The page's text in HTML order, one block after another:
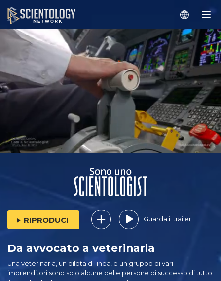
RIPRODUCI Guarda il trailer
Da avvocato a veterinaria
Una veterinaria, un pilota di linea, e un gruppo di vari
imprenditori sono solo alcune delle persone di successo di tutto